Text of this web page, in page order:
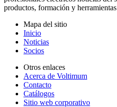
productos, formación y
Mapa del sitio
Inicio
Noticias
Socios
Otros enlaces
Acerca de Voltimum
Contacto
Catálogos
Sitio web corporativo